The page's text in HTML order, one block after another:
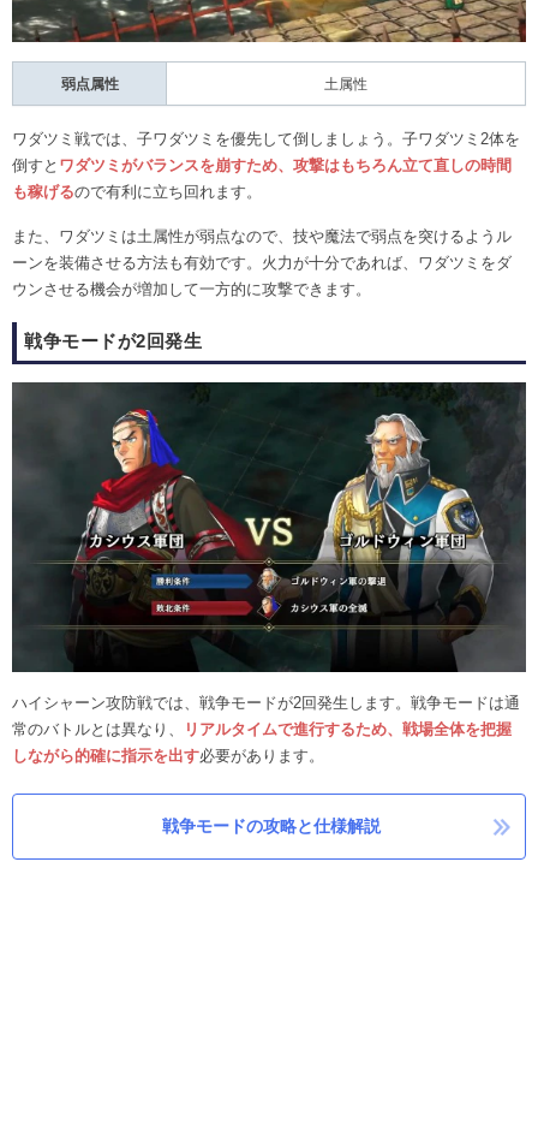
弱点属性 土属性
ワダツミ戦では、子ワダツミを優先して倒しましょう。子ワダツミ2体を
倒すと ワダツミがバランスを崩すため、攻撃はもちろん立て直しの時間
も稼げるので有利に立ち回れます。
また、ワダツミは土属性が弱点なので、技や魔法で弱点を突けるようル
ーンを装備させる方法も有効です。火力が十分であれば、ワダツミをダ
ウンさせる機会が増加して一方的に攻撃できます。
戦争モードが2回発生
ハイシャーン攻防戦では、戦争モードが2回発生します。戦争モードは通
常のバトルとは異なり、
リアルタイムで進行するため、戦場全体を把握
しながら的確に指示を出す必要があります。
戦争モードの攻略と仕様解説